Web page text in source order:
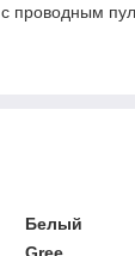
проводным
Белый
Gree